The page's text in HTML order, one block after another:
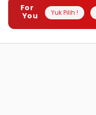
For
You
Yuk Pilih !